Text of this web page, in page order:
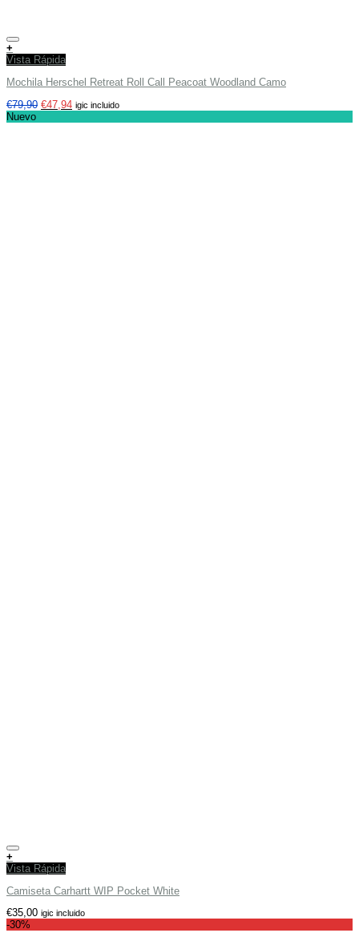
+
Vista Rápida
Mochila Herschel Retreat Roll Call Peacoat Woodland Camo
€79,90 €47,94 igic incluido
Nuevo
+
Vista Rápida
Camiseta Carhartt WIP Pocket White
€35,00 igic incluido
-30%